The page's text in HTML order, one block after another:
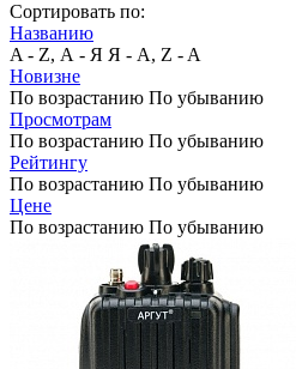
Сортировать по:
Названию
A - Z, А - Я Я - А, Z - A
Новизне
По возрастанию По убыванию
Просмотрам
По возрастанию По убыванию
Рейтингу
По возрастанию По убыванию
Цене
По возрастанию По убыванию